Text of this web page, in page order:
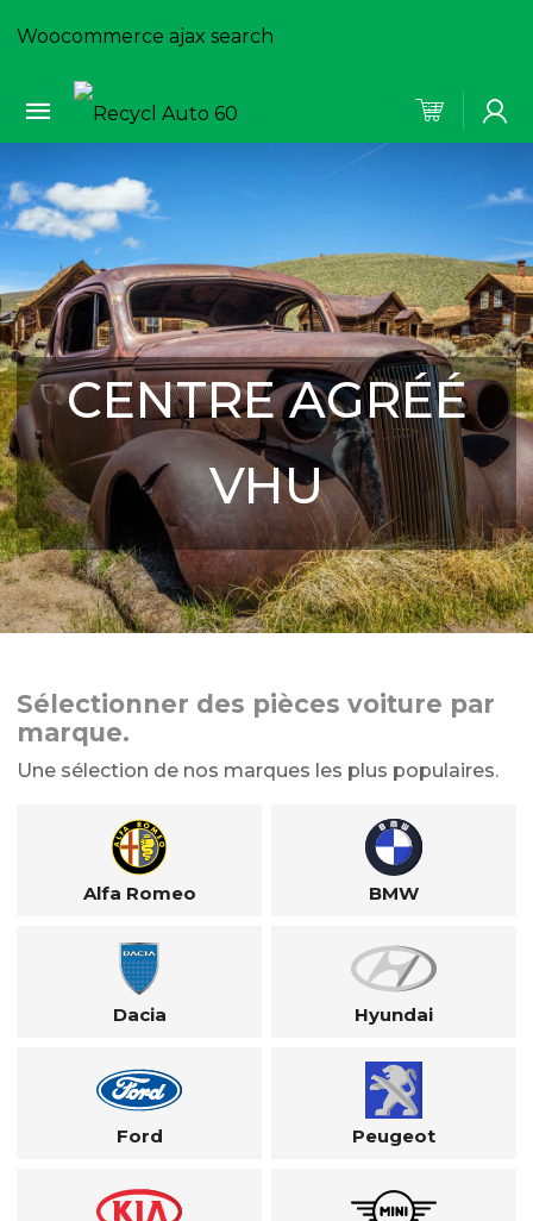
Woocommerce ajax search
CENTRE AGRÉÉ
VHU
Sélectionner des pièces voiture par
marque.
Une sélection de nos marques les plus populaires.
Alfa Romeo BMW
Dacia Hyundai
Ford Peugeot